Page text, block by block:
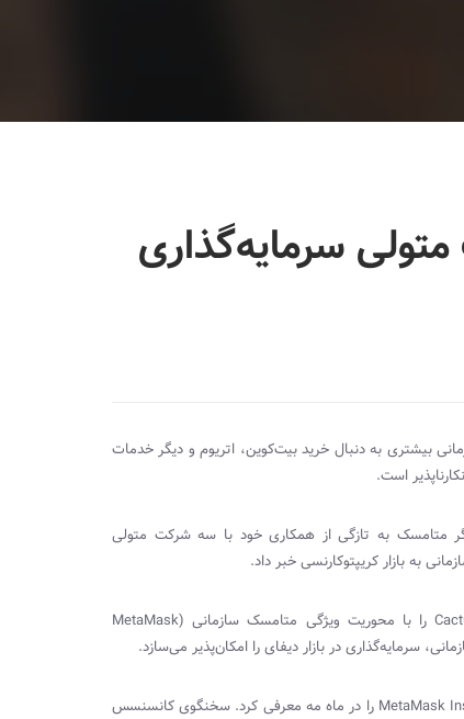
سرمایه‌گذاری
بیشتری به دنبال خرید بیت‌کوین، اتریوم و دیگر خدمات
است.
متامسک به تازگی از همکاری خود با سه شرکت متولی
به بازار کریپتوکارنسی خبر داد.
را با محوریت ویژگی متامسک سازمانی (MetaMask
سرمایه‌گذاری در بازار دیفای را امکان‌پذیر می‌سازد.
MetaMask را در ماه مه معرفی کرد. سخنگوی کانسنسس